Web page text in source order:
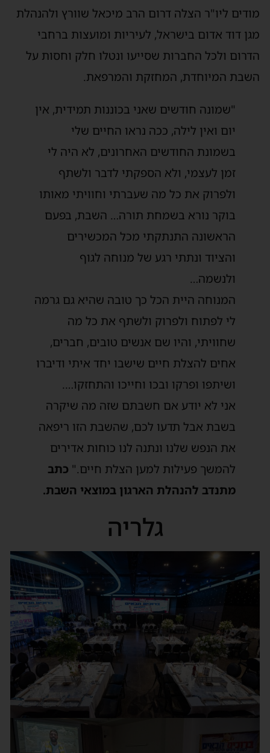
מודים ליו"ר הצלה דרום הרב מיכאל שוורץ ולהנהלת
מגן דוד אדום בישראל, לעיריות ומועצות ברחבי
הדרום ולכל החברות שסייעו ונטלו חלק וחסות על
השבת המיוחדת, המחזקת והמרפאת.
"שמונה חודשים שאני בכוננות תמידית, אין
יום ואין לילה, ככה נראו החיים שלי
בשמונת החודשים האחרונים, לא היה לי
זמן לעצמי, ולא הספקתי לדבר ולשתף
ולפרוק את כל מה שעברתי וחוויתי מאותו
בוקר נורא בשמחת תורה… השבת, בפעם
הראשונה התנתקתי מכל המכשירים
והציוד ונתתי רגע של מנוחה לגוף
ולנשמה…
המנוחה היית הכל כך טובה שהיא גם גרמה
לי לפתוח ולפרוק ולשתף את כל מה
שחוויתי, והיו שם אנשים טובים, חברים,
אחים להצלת חיים שישבו יחד איתי ודיברו
ושיתפו ופרקו ובכו וחייכו והתחזקו….
אני לא יודע אם חשבתם שזה מה שיקרה
בשבת אבל תדעו לכם, שהשבת הזו ריפאה
את הנפש שלנו ונתנה לנו כוחות אדירים
להמשך פעילות למען הצלת חיים." כתב
מתנדב להנהלת הארגון במוצאי השבת.
גלריה